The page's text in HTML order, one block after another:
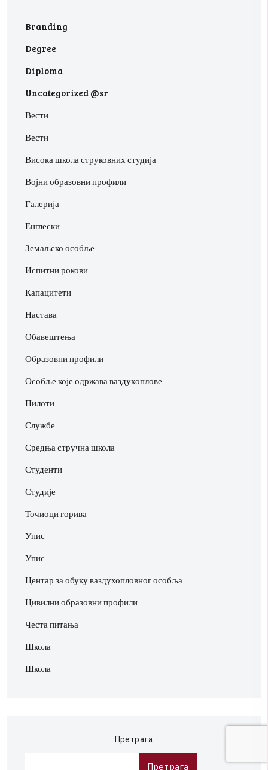
Branding
Degree
Diploma
Uncategorized @sr
Вести
Вести
Висока школа струковних студија
Војни образовни профили
Галерија
Енглески
Земаљско особље
Испитни рокови
Капацитети
Настава
Обавештења
Образовни профили
Особље које одржава ваздухоплове
Пилоти
Службе
Средња стручна школа
Студенти
Студије
Точиоци горива
Упис
Упис
Центар за обуку ваздухопловног особља
Цивилни образовни профили
Честа питања
Школа
Школа
Претрага
Претрага